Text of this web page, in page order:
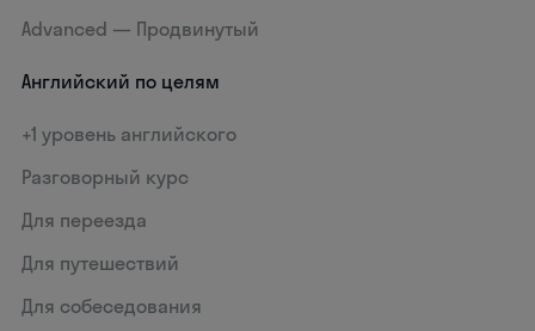
Advanced — Продвинутый
Английский по целям
+1 уровень английского
Разговорный курс
Для переезда
Для путешествий
Для собеседования